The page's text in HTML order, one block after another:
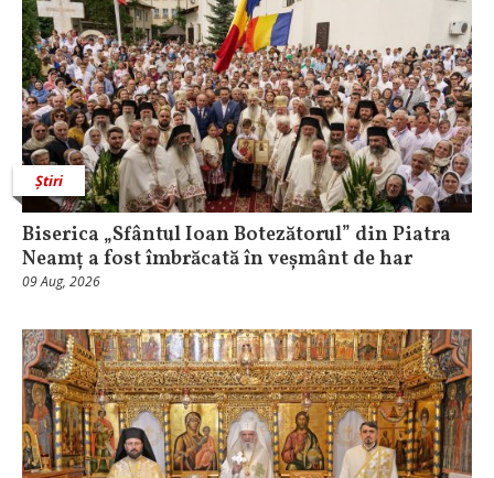
Știri
Biserica „Sfântul Ioan Botezătorul” din Piatra
Neamț a fost îmbrăcată în veșmânt de har
09 Aug, 2026